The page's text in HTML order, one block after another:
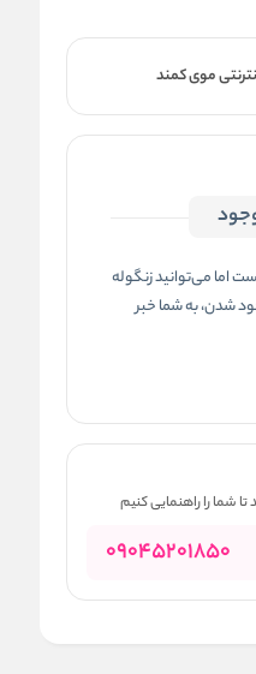
موی کمند
اما می‌توانید زنگوله
شدن، به شما خبر
شما را راهنمایی کنیم
09045201850